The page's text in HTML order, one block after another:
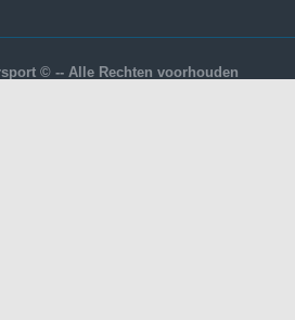
© -- Alle Rechten voorhouden